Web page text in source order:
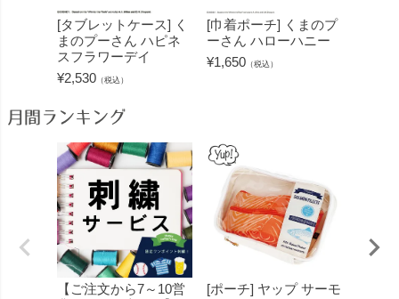
[タブレットケース] く
まのプーさん ハピネ
スフラワーデイ
¥2,530 （税込）
[巾着ポーチ] くまのプ
ーさん ハローハニー
¥1,650 （税込）
月間ランキング
【ご注文から7～10営
[ポーチ] ヤップ サーモ